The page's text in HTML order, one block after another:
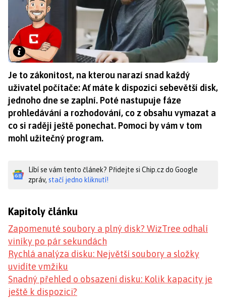
Je to zákonitost, na kterou narazí snad každý
uživatel počítače: Ať máte k dispozici sebevětší disk,
jednoho dne se zaplní. Poté nastupuje fáze
prohledávání a rozhodování, co z obsahu vymazat a
co si raději ještě ponechat. Pomoci by vám v tom
mohl užitečný program.
Líbí se vám tento článek? Přidejte si Chip.cz do Google
zpráv, stačí jedno kliknutí!
Kapitoly článku
Zapomenuté soubory a plný disk? WizTree odhalí
viníky po pár sekundách
Rychlá analýza disku: Největší soubory a složky
uvidíte vmžiku
Snadný přehled o obsazení disku: Kolik kapacity je
ještě k dispozici?